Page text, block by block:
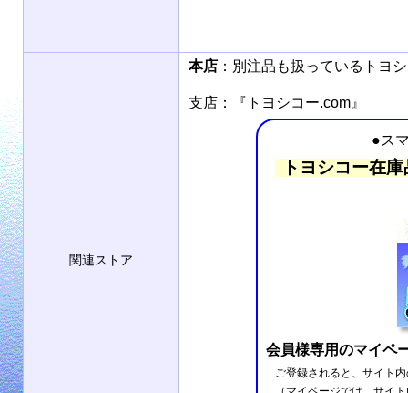
関連ストア
本店 ：別注品も扱っているト
支店：『トヨシコー.com』
●ス
トヨシコー在
会員様専用のマイペ
ご登録されると、サイト